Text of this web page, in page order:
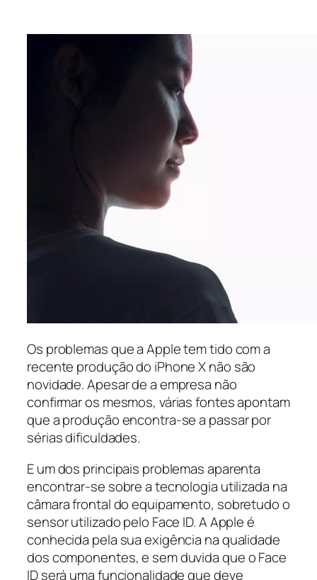
Os problemas que a Apple tem tido com a
recente produção do iPhone X não são
novidade. Apesar de a empresa não
confirmar os mesmos, várias fontes apontam
que a produção encontra-se a passar por
sérias dificuldades.
E um dos principais problemas aparenta
encontrar-se sobre a tecnologia utilizada na
câmara frontal do equipamento, sobretudo o
sensor utilizado pelo Face ID. A Apple é
conhecida pela sua exigência na qualidade
dos componentes, e sem duvida que o Face
ID será uma funcionalidade que deve